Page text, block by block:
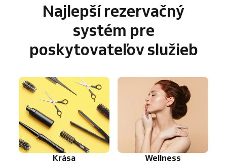
Najlepší rezervačný
systém pre
poskytovateľov služieb
Krása Wellness